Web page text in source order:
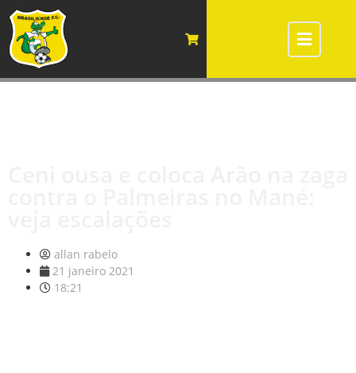
allan rabelo
21 janeiro 2021
18:21